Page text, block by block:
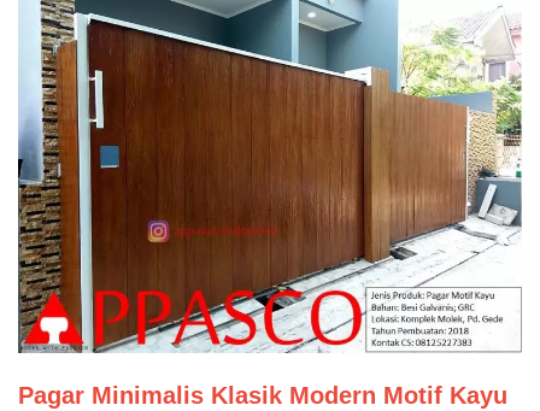
Pagar Minimalis Klasik Modern Motif Kayu